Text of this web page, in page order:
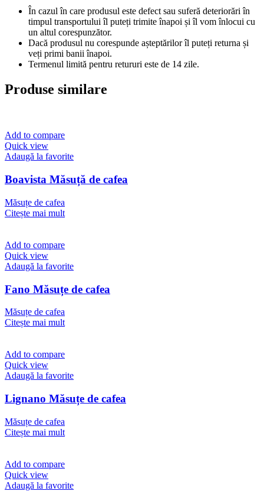
În cazul în care produsul este defect sau suferă deteriorări în
timpul transportului îl puteți trimite înapoi și îl vom înlocui cu
un altul corespunzător.
Dacă produsul nu corespunde așteptărilor îl puteți returna și
veți primi banii înapoi.
Termenul limită pentru retururi este de 14 zile.
Produse similare
Add to compare
Quick view
Adaugă la favorite
Boavista Măsuță de cafea
Măsuțe de cafea
Citește mai mult
Add to compare
Quick view
Adaugă la favorite
Fano Măsuțe de cafea
Măsuțe de cafea
Citește mai mult
Add to compare
Quick view
Adaugă la favorite
Lignano Măsuțe de cafea
Măsuțe de cafea
Citește mai mult
Add to compare
Quick view
Adaugă la favorite